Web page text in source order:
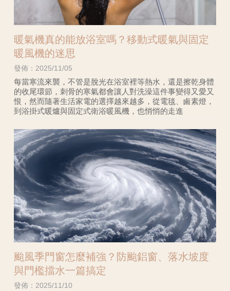
暖氣機真的能放浴室嗎？移動式暖氣與固定
暖風機的迷思
發佈：2025/11/05
每當寒流來襲，不管是脫光在浴室裡等熱水，還是擦乾身體
的收尾環節，刺骨的寒氣都會讓人對洗澡這件事變得又愛又
恨，然而隨著生活家電的選擇越來越多，從電毯、鹵素燈，
到浴掛式暖爐與固定式衛浴暖風機，也悄悄的走進
颱風季門窗怎麼補強？防颱鋁窗、落水坡度
與門檻擋水一篇搞定
發佈：2025/11/10